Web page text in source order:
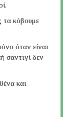
τα κόβουμε
όταν είναι
σαντιγί δεν
και